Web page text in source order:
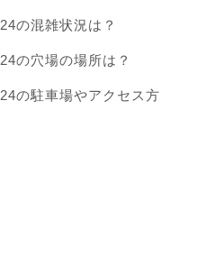
の混雑状況は？
の穴場の場所は？
の駐車場やアクセス方